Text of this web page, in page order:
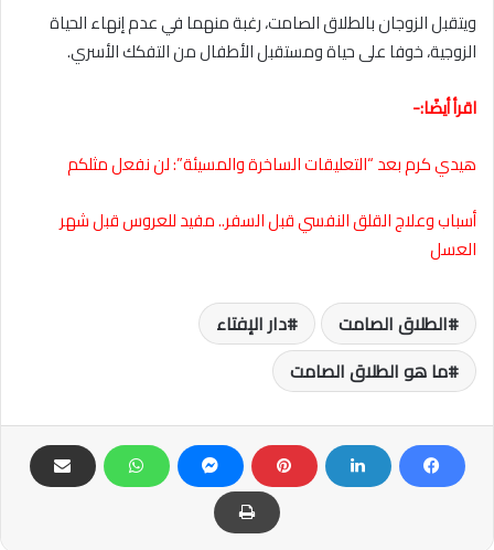
ويتقبل الزوجان بالطلاق الصامت، رغبة منهما في عدم إنهاء الحياة
الزوجية، خوفا على حياة ومستقبل الأطفال من التفكك الأسري.
اقرأ أيضًا:-
هيدي كرم بعد “التعليقات الساخرة والمسيئة”: لن نفعل مثلكم
أسباب وعلاج القلق النفسي قبل السفر.. مفيد للعروس قبل شهر
العسل
الطلاق الصامت
دار الإفتاء
ما هو الطلاق الصامت